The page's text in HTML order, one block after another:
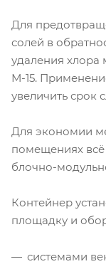
Для
солей в
удаления
М-15.
увеличить срок
Для экономии
помещениях
блочно-
Контейнер
площадку и
системами